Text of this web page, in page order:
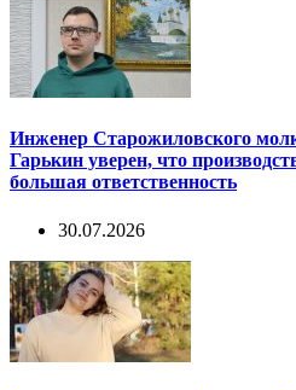
Инженер Старожиловского
Гарькин уверен, что
большая ответственность
30.07.2026